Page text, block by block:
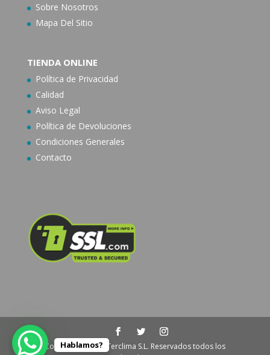
Sobre Nosotros
Mapa Del Sitio
TIENDA ONLINE
Política de Privacidad
Calidad
Aviso Legal
Política de Devoluciones
Condiciones Generales
Contacto
Copyright © 2024 Terclima S.L. Reservados todos los
Hablamos?